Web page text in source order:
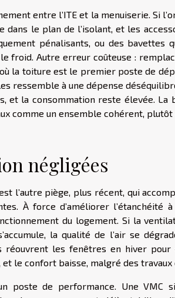
entre l’ITE et la menuiserie. Si
dans le plan de l’isolant, et les
pénalisants, ou des bavettes
froid. Autre erreur coûteuse :
la toiture est le premier poste de
ressemble à une dépense
et la consommation reste élevée. La
comme un ensemble cohérent, plutôt
négligées
l’autre piège, plus récent, qui
À force d’améliorer l’étanchéité
du logement. Si la
la qualité de l’air se
réouvrent les fenêtres en hiver
le confort baisse, malgré des travaux
poste de performance. Une VMC